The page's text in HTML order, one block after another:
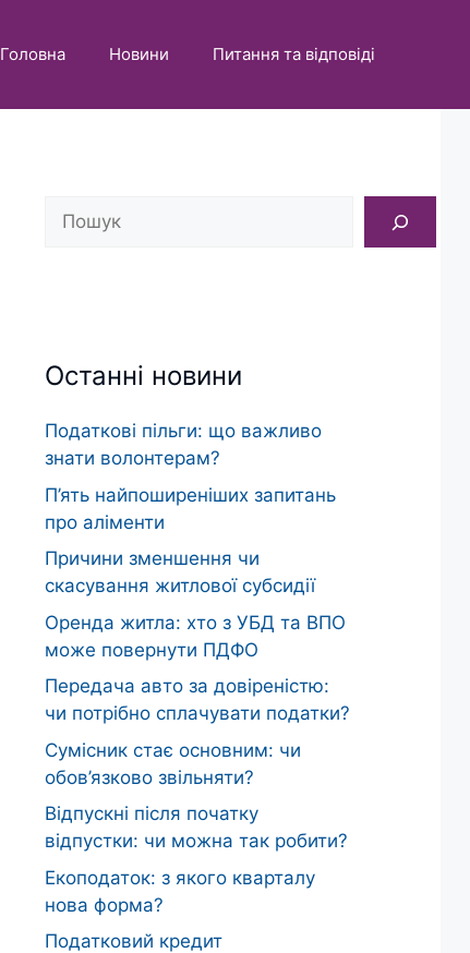
Головна Новини Питання та відповіді
Пошук
Останні новини
Податкові пільги: що важливо
знати волонтерам?
П’ять найпоширеніших запитань
про аліменти
Причини зменшення чи
скасування житлової субсидії
Оренда житла: хто з УБД та ВПО
може повернути ПДФО
Передача авто за довіреністю:
чи потрібно сплачувати податки?
Сумісник стає основним: чи
обов’язково звільняти?
Відпускні після початку
відпустки: чи можна так робити?
Екоподаток: з якого кварталу
нова форма?
Податковий кредит